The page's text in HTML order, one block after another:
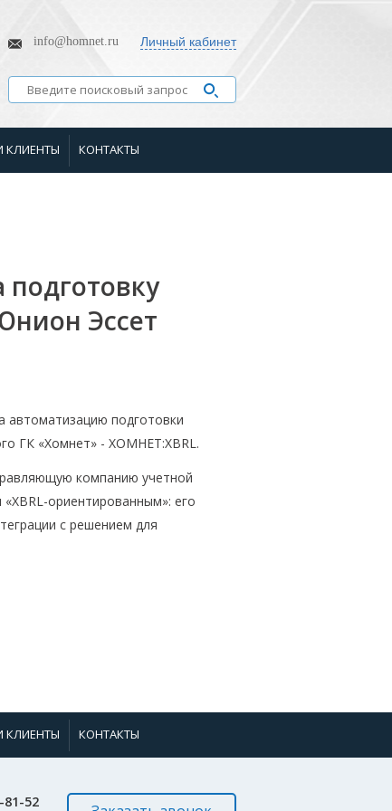
info@homnet.ru Личный кабинет
КЛИЕНТЫ КОНТАКТЫ
Эссет
подготовки
ГК «Хомнет» - ХОМНЕТ:XBRL.
компанию учетной
ориентированным»: его
с решением для
КЛИЕНТЫ КОНТАКТЫ
81-52